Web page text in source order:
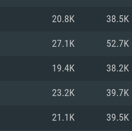
시스
20.8K 38.5K
27.1K 52.7K
19.4K 38.2K
23.2K 39.7K
21.1K 39.5K